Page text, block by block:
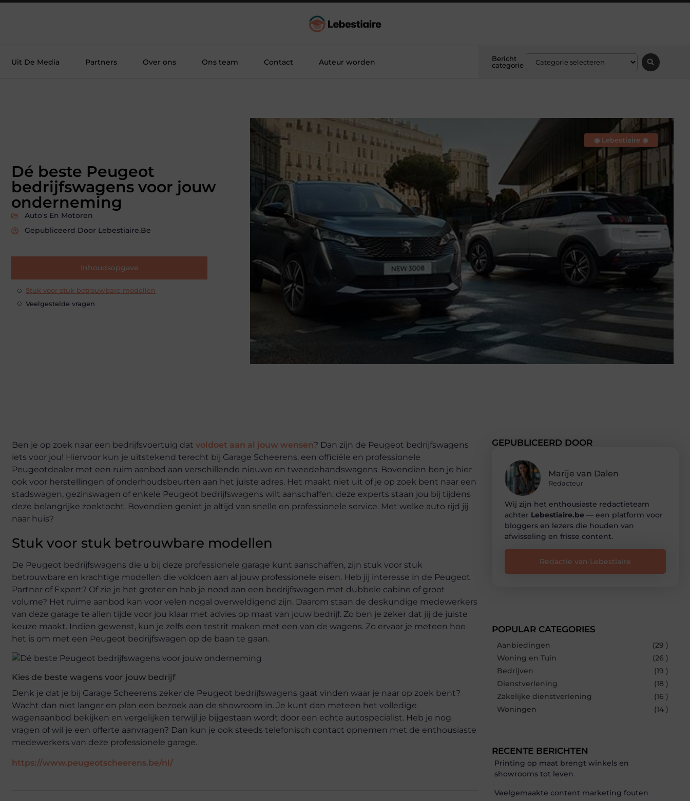
Uit De Media Partners Over ons Ons team Contact Auteur worden
Bericht
categorie
Dé beste Peugeot
bedrijfswagens voor jouw
onderneming
Auto's En Motoren
Gepubliceerd Door Lebestiaire.be
Inhoudsopgave
Stuk voor stuk betrouwbare modellen
Veelgestelde vragen
◉ Lebestiaire ◉
Ben je op zoek naar een bedrijfsvoertuig dat voldoet aan al jouw wensen? Dan zijn de Peugeot bedrijfswagens
iets voor jou! Hiervoor kun je uitstekend terecht bij Garage Scheerens, een officiële en professionele
Peugeotdealer met een ruim aanbod aan verschillende nieuwe en tweedehandswagens. Bovendien ben je hier
ook voor herstellingen of onderhoudsbeurten aan het juiste adres. Het maakt niet uit of je op zoek bent naar een
stadswagen, gezinswagen of enkele Peugeot bedrijfswagens wilt aanschaffen; deze experts staan jou bij tijdens
deze belangrijke zoektocht. Bovendien geniet je altijd van snelle en professionele service. Met welke auto rijd jij
naar huis?
Stuk voor stuk betrouwbare modellen
De Peugeot bedrijfswagens die u bij deze professionele garage kunt aanschaffen, zijn stuk voor stuk
betrouwbare en krachtige modellen die voldoen aan al jouw professionele eisen. Heb jij interesse in de Peugeot
Partner of Expert? Of zie je het groter en heb je nood aan een bedrijfswagen met dubbele cabine of groot
volume? Het ruime aanbod kan voor velen nogal overweldigend zijn. Daarom staan de deskundige medewerkers
van deze garage te allen tijde voor jou klaar met advies op maat van jouw bedrijf. Zo ben je zeker dat jij de juiste
keuze maakt. Indien gewenst, kun je zelfs een testrit maken met een van de wagens. Zo ervaar je meteen hoe
het is om met een Peugeot bedrijfswagen op de baan te gaan.
Kies de beste wagens voor jouw bedrijf
Denk je dat je bij Garage Scheerens zeker de Peugeot bedrijfswagens gaat vinden waar je naar op zoek bent?
Wacht dan niet langer en plan een bezoek aan de showroom in. Je kunt dan meteen het volledige
wagenaanbod bekijken en vergelijken terwijl je bijgestaan wordt door een echte autospecialist. Heb je nog
vragen of wil je een offerte aanvragen? Dan kun je ook steeds telefonisch contact opnemen met de enthousiaste
medewerkers van deze professionele garage.
https://www.peugeotscheerens.be/nl/
GEPUBLICEERD DOOR
Marije van Dalen
Redacteur
Wij zijn het enthousiaste redactieteam
achter Lebestiaire.be — een platform voor
bloggers en lezers die houden van
afwisseling en frisse content.
Redactie van Lebestiaire
POPULAR CATEGORIES
Aanbiedingen
(29 )
Woning en Tuin
(26 )
Bedrijven
(19 )
Dienstverlening
(18 )
Zakelijke dienstverlening
(16 )
Woningen
(14 )
RECENTE BERICHTEN
Printing op maat brengt winkels en
showrooms tot leven
Veelgemaakte content marketing fouten